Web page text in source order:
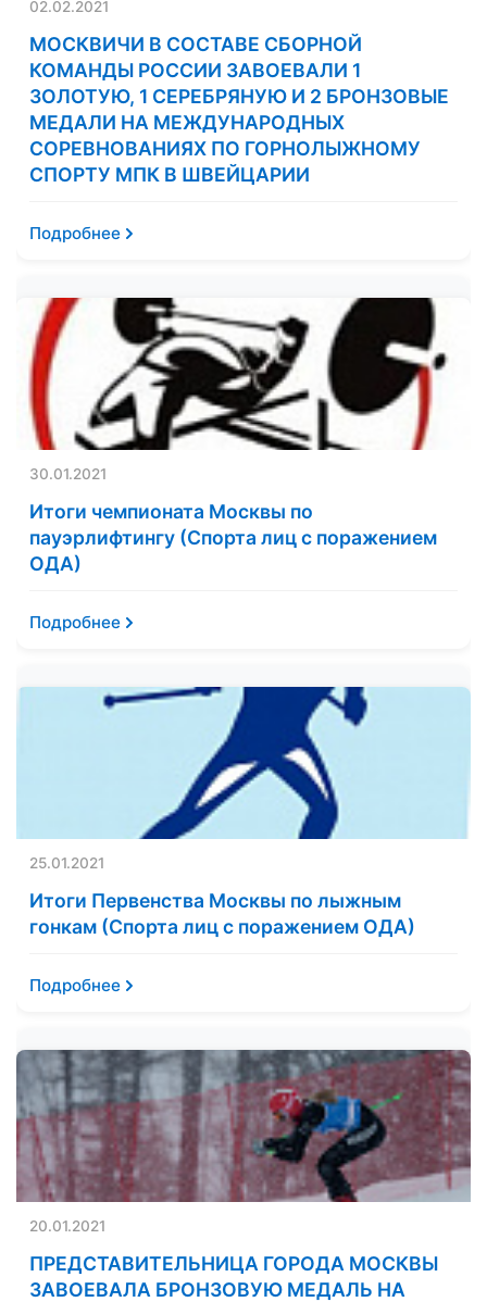
02.02.2021
МОСКВИЧИ В СОСТАВЕ СБОРНОЙ
КОМАНДЫ РОССИИ ЗАВОЕВАЛИ 1
ЗОЛОТУЮ, 1 СЕРЕБРЯНУЮ И 2 БРОНЗОВЫЕ
МЕДАЛИ НА МЕЖДУНАРОДНЫХ
СОРЕВНОВАНИЯХ ПО ГОРНОЛЫЖНОМУ
СПОРТУ МПК В ШВЕЙЦАРИИ
Подробнее
30.01.2021
Итоги чемпионата Москвы по
пауэрлифтингу (Спорта лиц с поражением
ОДА)
Подробнее
25.01.2021
Итоги Первенства Москвы по лыжным
гонкам (Спорта лиц с поражением ОДА)
Подробнее
20.01.2021
ПРЕДСТАВИТЕЛЬНИЦА ГОРОДА МОСКВЫ
ЗАВОЕВАЛА БРОНЗОВУЮ МЕДАЛЬ НА